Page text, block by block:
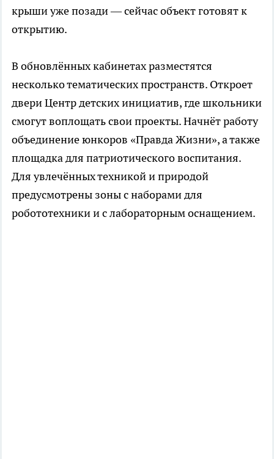
крыши уже позади — сейчас объект готовят к
открытию.
В обновлённых кабинетах разместятся
несколько тематических пространств. Откроет
двери Центр детских инициатив, где школьники
смогут воплощать свои проекты. Начнёт работу
объединение юнкоров «Правда Жизни», а также
площадка для патриотического воспитания.
Для увлечённых техникой и природой
предусмотрены зоны с наборами для
робототехники и с лабораторным оснащением.